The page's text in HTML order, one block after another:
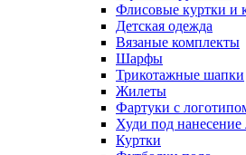
Флисовые куртки и
Детская одежда
Вязаные комплекты
Шарфы
Трикотажные шапки
Жилеты
Фартуки с
Худи под нанесение
Куртки